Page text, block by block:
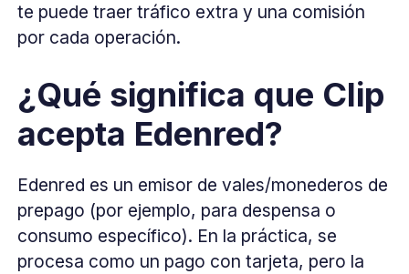
te puede traer tráfico extra y una comisión
por cada operación.
¿Qué significa que Clip
acepta Edenred?
Edenred es un emisor de vales/monederos de
prepago (por ejemplo, para despensa o
consumo específico). En la práctica, se
procesa como un pago con tarjeta, pero la